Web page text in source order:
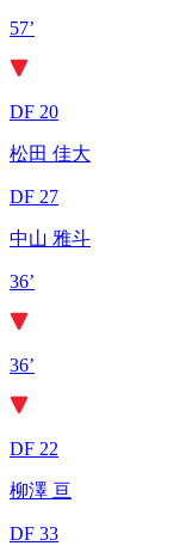
57’
DF 20
松田 佳大
DF 27
中山 雅斗
36’
36’
DF 22
柳澤 亘
DF 33